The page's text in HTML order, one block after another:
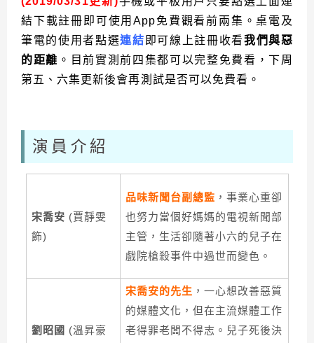
結下載註冊即可使用App免費觀看前兩集。桌電及
筆電的使用者點選連結 即可線上註冊收看我們與惡
的距離 。目前實測前四集都可以完整免費看，下周
第五、六集更新後會再測試是否可以免費看。
演員介紹
宋喬安 (賈靜雯
飾)
品味新聞台副總監 ，事業心重卻
也努力當個好媽媽的電視新聞部
主管，生活卻隨著小六的兒子在
戲院槍殺事件中過世而變色。
劉昭國 (溫昇豪
宋喬安的先生 ，一心想改善惡質
的媒體文化，但在主流媒體工作
老得罪老闆不得志。兒子死後決